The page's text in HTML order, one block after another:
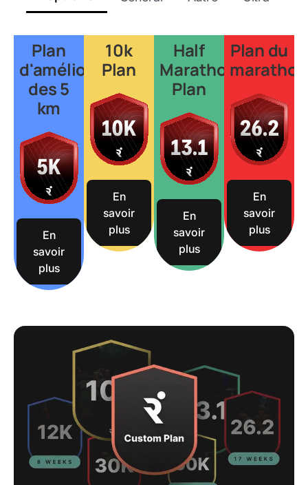
Plan
d'amélioration
des 5
km
En
savoir
plus
10k
Plan
En
savoir
plus
Half
Marathon
Plan
En
savoir
plus
Plan du
marathon
En
savoir
plus